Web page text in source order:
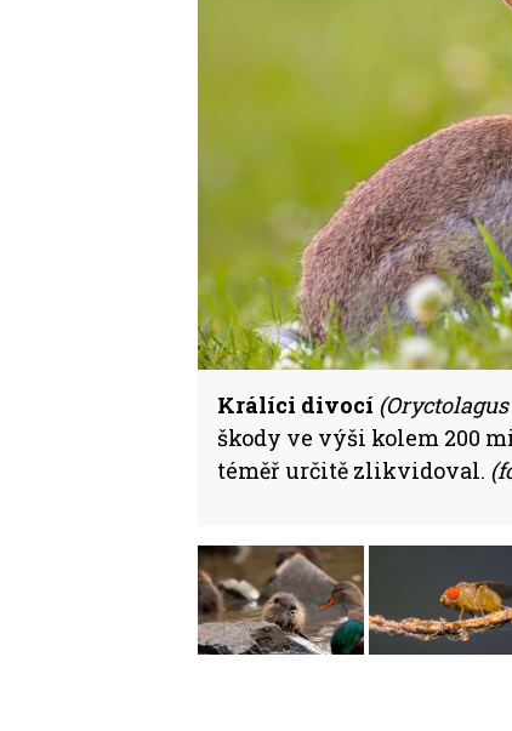
Králíci divocí
škody ve výši kolem 200
téměř určitě zlikvidoval.